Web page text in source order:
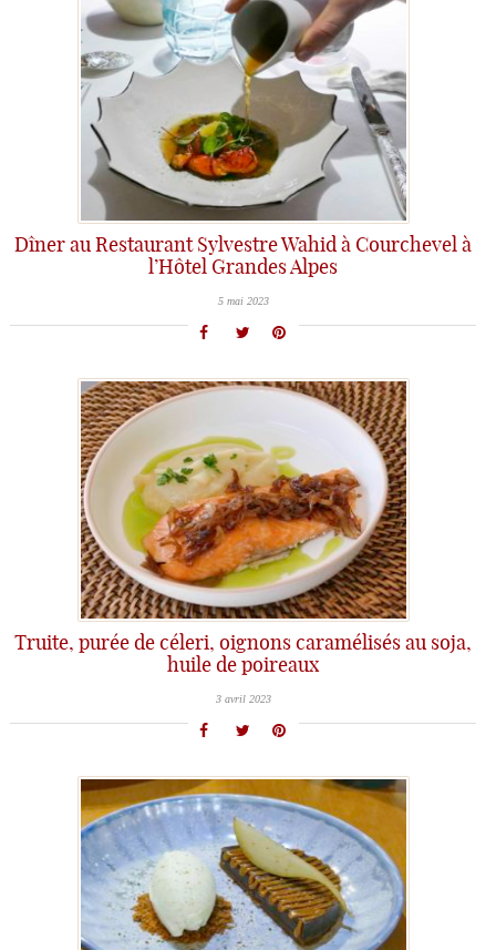
Dîner au Restaurant Sylvestre Wahid à Courchevel à
l’Hôtel Grandes Alpes
5 mai 2023
Truite, purée de céleri, oignons caramélisés au soja,
huile de poireaux
3 avril 2023